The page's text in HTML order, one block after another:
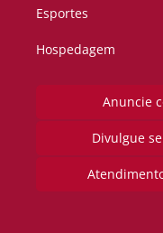
Esportes
Hospedagem
Anuncie
Divulgue